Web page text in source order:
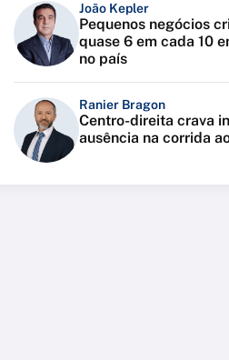
João Kepler
Pequenos negócios
quase 6 em cada 10
no país
Ranier Bragon
Centro-direita crava
ausência na corrida